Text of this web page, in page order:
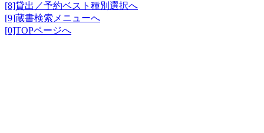
[8]貸出／予約ベスト種別選択へ
[9]蔵書検索メニューへ
[0]TOPページへ